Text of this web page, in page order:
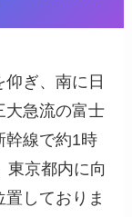
ぎ、南に日
大急流の富士
幹線で約1時
東京都内に向
しておりま